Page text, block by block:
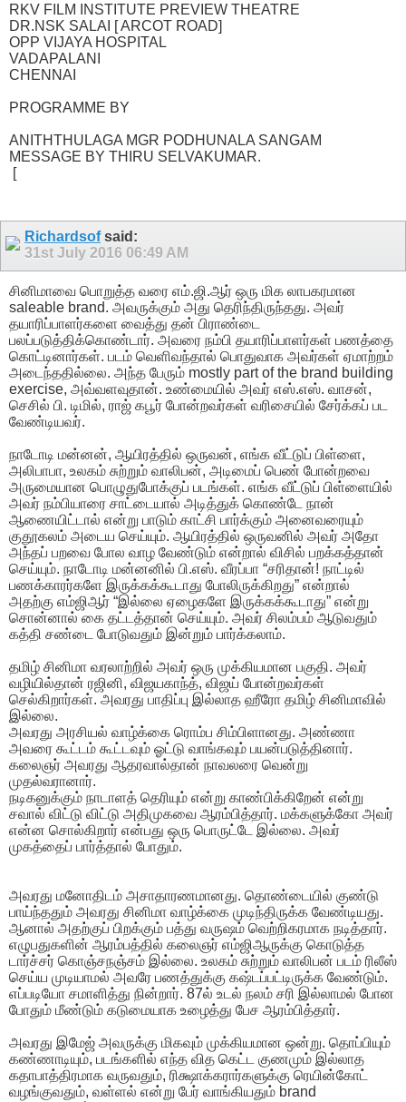
RKV FILM INSTITUTE PREVIEW THEATRE
DR.NSK SALAI [ ARCOT ROAD]
OPP VIJAYA HOSPITAL
VADAPALANI
CHENNAI
PROGRAMME BY
ANITHTHULAGA MGR PODHUNALA SANGAM
MESSAGE BY THIRU SELVAKUMAR.
[
Richardsofsaid:
31st July 2016 06:49 AM
சினிமாவை பொறுத்த வரை எம்.ஜி.ஆர் ஒரு மிக லாபகரமான
saleable brand. அவருக்கும் அது தெரிந்திருந்தது. அவர்
தயாரிப்பாளர்களை வைத்து தன் பிராண்டை
பலப்படுத்திக்கொண்டார். அவரை நம்பி தயாரிப்பாளர்கள் பணத்தை
கொட்டினார்கள். படம் வெளிவந்தால் பொதுவாக அவர்கள் ஏமாற்றம்
அடைந்ததில்லை. அந்த பேரும் mostly part of the brand building
exercise, அவ்வளவுதான். உண்மையில் அவர் எஸ்.எஸ். வாசன்,
செசில் பி. டிமில், ராஜ் கபூர் போன்றவர்கள் வரிசையில் சேர்க்கப் பட
வேண்டியவர்.
நாடோடி மன்னன், ஆயிரத்தில் ஒருவன், எங்க வீட்டுப் பிள்ளை,
அலிபாபா, உலகம் சுற்றும் வாலிபன், அடிமைப் பெண் போன்றவை
அருமையான பொழுதுபோக்குப் படங்கள். எங்க வீட்டுப் பிள்ளையில்
அவர் நம்பியாரை சாட்டையால் அடித்துக் கொண்டே நான்
ஆணையிட்டால் என்று பாடும் காட்சி பார்க்கும் அனைவரையும்
குதூகலம் அடைய செய்யும். ஆயிரத்தில் ஒருவனில் அவர் அதோ
அந்தப் பறவை போல வாழ வேண்டும் என்றால் விசில் பறக்கத்தான்
செய்யும். நாடோடி மன்னனில் பி.எஸ். வீரப்பா “சரிதான்! நாட்டில்
பணக்காரர்களே இருக்கக்கூடாது போலிருக்கிறது” என்றால்
அதற்கு எம்ஜிஆர் “இல்லை ஏழைகளே இருக்கக்கூடாது” என்று
சொன்னால் கை தட்டத்தான் செய்யும். அவர் சிலம்பம் ஆடுவதும்
கத்தி சண்டை போடுவதும் இன்றும் பார்க்கலாம்.
தமிழ் சினிமா வரலாற்றில் அவர் ஒரு முக்கியமான பகுதி. அவர்
வழியில்தான் ரஜினி, விஜயகாந்த், விஜய் போன்றவர்கள்
செல்கிறார்கள். அவரது பாதிப்பு இல்லாத ஹீரோ தமிழ் சினிமாவில்
இல்லை.
அவரது அரசியல் வாழ்க்கை ரொம்ப சிம்பிளானது. அண்ணா
அவரை கூட்டம் கூட்டவும் ஓட்டு வாங்கவும் பயன்படுத்தினார்.
கலைஞர் அவரது ஆதரவால்தான் நாவலரை வென்று
முதல்வரானார்.
நடிகனுக்கும் நாடாளத் தெரியும் என்று காண்பிக்கிறேன் என்று
சவால் விட்டு விட்டு அதிமுகவை ஆரம்பித்தார். மக்களுக்கோ அவர்
என்ன சொல்கிறார் என்பது ஒரு பொருட்டே இல்லை. அவர்
முகத்தைப் பார்த்தால் போதும்.
அவரது மனோதிடம் அசாதாரணமானது. தொண்டையில் குண்டு
பாய்ந்ததும் அவரது சினிமா வாழ்க்கை முடிந்திருக்க வேண்டியது.
ஆனால் அதற்குப் பிறக்கும் பத்து வருஷம் வெற்றிகரமாக நடித்தார்.
எழுபதுகளின் ஆரம்பத்தில் கலைஞர் எம்ஜிஆருக்கு கொடுத்த
டார்ச்சர் கொஞ்சநஞ்சம் இல்லை. உலகம் சுற்றும் வாலிபன் படம் ரிலீஸ்
செய்ய முடியாமல் அவரே பணத்துக்கு கஷ்டப்பட்டிருக்க வேண்டும்.
எப்படியோ சமாளித்து நின்றார். 87ல் உடல் நலம் சரி இல்லாமல் போன
போதும் மீண்டும் கடுமையாக உழைத்து பேச ஆரம்பித்தார்.
அவரது இமேஜ் அவருக்கு மிகவும் முக்கியமான ஒன்று. தொப்பியும்
கண்ணாடியும், படங்களில் எந்த வித கெட்ட குணமும் இல்லாத
கதாபாத்திரமாக வருவதும், ரிக்ஷாக்கரார்களுக்கு ரெயின்கோட்
வழங்குவதும், வள்ளல் என்று பேர் வாங்கியதும் brand